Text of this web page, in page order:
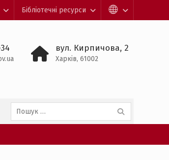
Бібліотечні ресурси
вул. Кирпичова, 2
Харків, 61002
Пошук: